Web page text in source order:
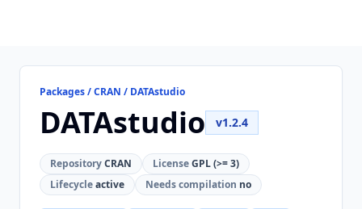
Packages / CRAN / DATAstudio
DATAstudio v1.2.4
RepositoryCRAN LicenseGPL (>= 3)
Lifecycleactive Needs compilation no